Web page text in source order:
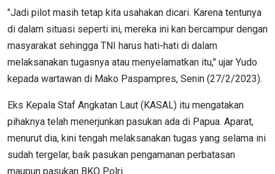
"Jadi pilot masih tetap kita usahakan dicari. Karena tentunya
di dalam situasi seperti ini, mereka ini kan bercampur dengan
masyarakat sehingga TNI harus hati-hati di dalam
melaksanakan tugasnya atau menyelamatkan itu," ujar Yudo
kepada wartawan di Mako Paspampres, Senin (27/2/2023).
Eks Kepala Staf Angkatan Laut (KASAL) itu mengatakan
pihaknya telah menerjunkan pasukan ada di Papua. Aparat,
menurut dia, kini tengah melaksanakan tugas yang selama ini
sudah tergelar, baik pasukan pengamanan perbatasan
maupun pasukan BKO Polri.